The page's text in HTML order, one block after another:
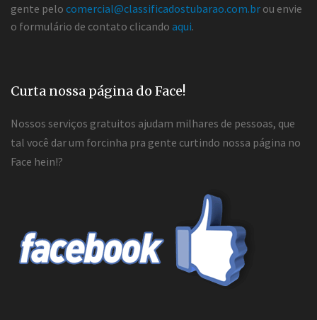
gente pelo comercial@classificadostubarao.com.br ou envie
o formulário de contato clicando aqui.
Curta nossa página do Face!
Nossos serviços gratuitos ajudam milhares de pessoas, que
tal você dar um forcinha pra gente curtindo nossa página no
Face hein!?